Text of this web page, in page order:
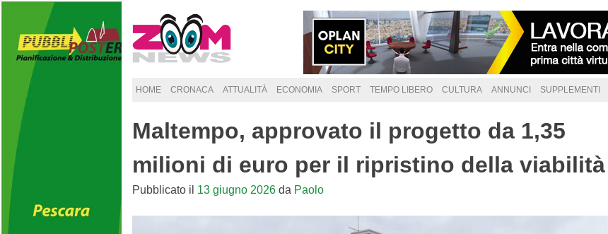
to
content
HOME CRONACA ATTUALITÀ ECONOMIA SPORT TEMPO LIBERO CULTURA ANNUNCI SUPPLEMENTI
Maltempo, approvato il progetto da 1,35
milioni di euro per il ripristino della viabilità
Pubblicato il 13 giugno 2026 da Paolo